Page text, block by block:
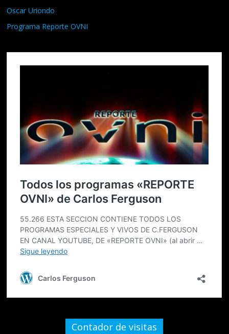
Oscar Uriondo
Programa Reporte OVNI
Contador de visitas